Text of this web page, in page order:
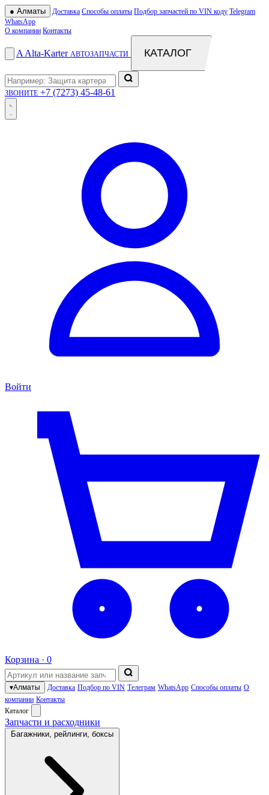
● Алматы Доставка Способы оплаты Подбор запчастей по VIN коду Telegram
WhatsApp
О компании Контакты
A Alta-Karter АВТОЗАПЧАСТИ КАТАЛОГ
ЗВОНИТЕ +7 (7273) 45-48-61
Войти
Корзина · 0
▾Алматы Доставка Подбор по VIN Телеграм WhatsApp Способы оплаты О
компании Контакты
Каталог
Запчасти и расходники
Багажники, рейлинги, боксы